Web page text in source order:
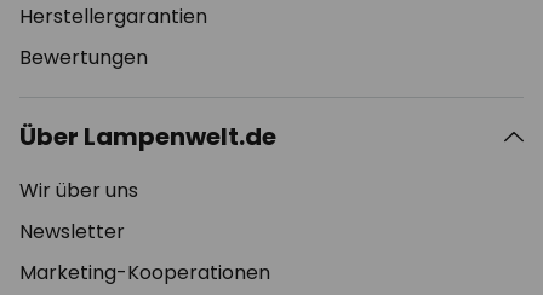
Herstellergarantien
Bewertungen
Über Lampenwelt.de
Wir über uns
Newsletter
Marketing-Kooperationen